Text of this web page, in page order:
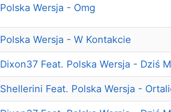
Polska Wersja - Omg
Polska Wersja - W Kontakcie
Dixon37 Feat. Polska Wersja - Dziś
Shellerini Feat. Polska Wersja -